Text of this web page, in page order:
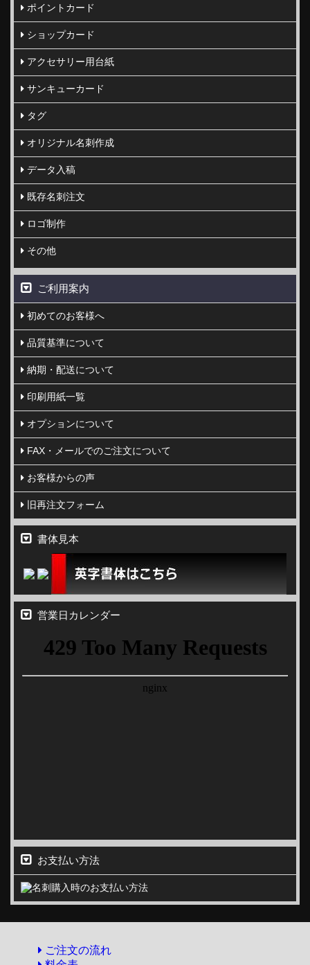
ポイントカード
ショップカード
アクセサリー用台紙
サンキューカード
タグ
オリジナル名刺作成
データ入稿
既存名刺注文
ロゴ制作
その他
ご利用案内
初めてのお客様へ
品質基準について
納期・配送について
印刷用紙一覧
オプションについて
FAX・メールでのご注文について
お客様からの声
旧再注文フォーム
書体見本
営業日カレンダー
お支払い方法
ご注文の流れ